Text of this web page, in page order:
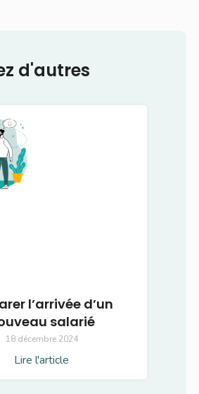
d'autres
l’arrivée d’un
salarié
18 décembre 2024
Lire l'article